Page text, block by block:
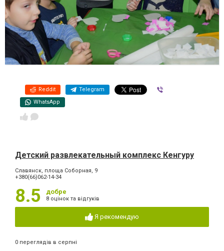
Reddit Telegram
WhatsApp
Детский развлекательный комплекс Кенгуру
Славянск, площа Соборная, 9
+380(66)062-14-34
8.5 добре
8 оцінок та відгуків
Я рекомендую
0 переглядів в серпні